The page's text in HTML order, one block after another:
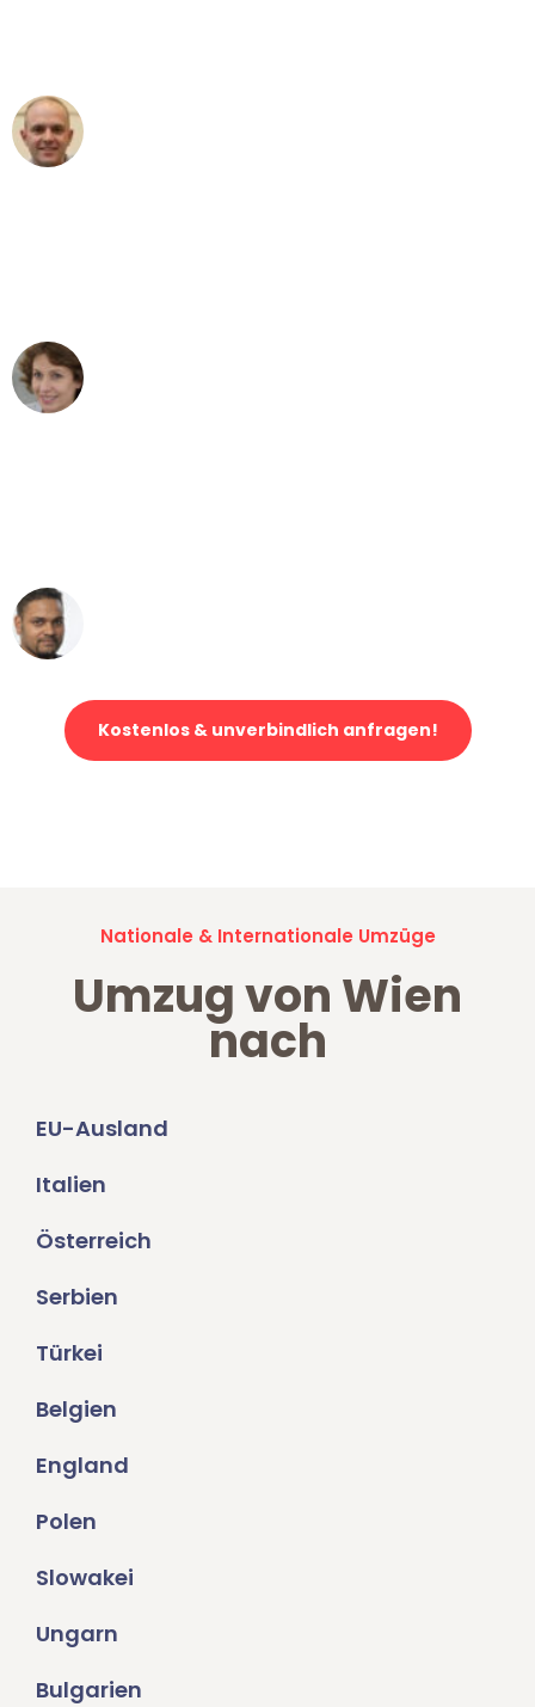
Kostenlos & unverbindlich anfragen!
Nationale & Internationale Umzüge
Umzug von Wien
nach
EU-Ausland
Italien
Österreich
Serbien
Türkei
Belgien
England
Polen
Slowakei
Ungarn
Bulgarien